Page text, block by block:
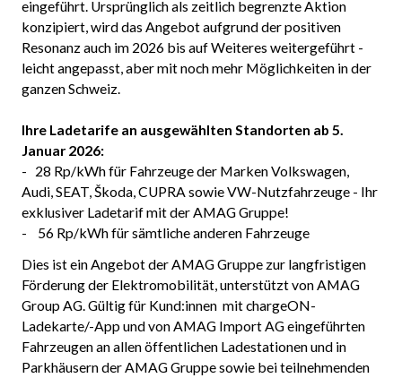
eingeführt. Ursprünglich als zeitlich begrenzte Aktion
konzipiert, wird das Angebot aufgrund der positiven
Resonanz auch im 2026 bis auf Weiteres weitergeführt -
leicht angepasst, aber mit noch mehr Möglichkeiten in der
ganzen Schweiz.
Ihre Ladetarife an ausgewählten Standorten ab 5.
Januar 2026:
- 28 Rp/kWh für Fahrzeuge der Marken Volkswagen,
Audi, SEAT, Škoda, CUPRA sowie VW-Nutzfahrzeuge - Ihr
exklusiver Ladetarif mit der AMAG Gruppe!
- 56 Rp/kWh für sämtliche anderen Fahrzeuge
Dies ist ein Angebot der AMAG Gruppe zur langfristigen
Förderung der Elektromobilität, unterstützt von AMAG
Group AG. Gültig für Kund:innen mit chargeON-
Ladekarte/-App und von AMAG Import AG eingeführten
Fahrzeugen an allen öffentlichen Ladestationen und in
Parkhäusern der AMAG Gruppe sowie bei teilnehmenden